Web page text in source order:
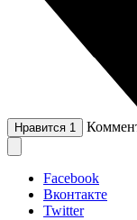
Нравится 1
Facebook
Вконтакте
Twitter